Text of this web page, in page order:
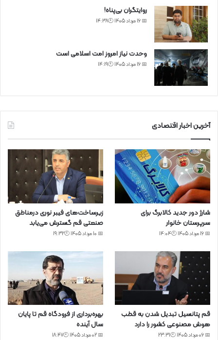
روایتگران بی‌پناه!
📅 16 مرداد 1405 🕙14:38
وحدت نیاز امروز امت اسلامی است
📅 16 مرداد 1405 🕙14:19
آخرین اخبار اقتصادی
شارژ دور جدید کالابرگ برای
سرپرستان خانوار
📅 16 مرداد 1405 🕙14:04
زیرساخت‌های فیبر نوری درمناطق
صنعتی قم گسترش می‌یابد
📅 10 مرداد 1405 🕙19:32
قم پتانسیل تبدیل شدن به قطب
هوش مصنوعی کشور را دارد
📅 06 مرداد 1405 🕙23:31
بهره‌برداری از فرودگاه قم تا پایان
سال آینده
📅 02 مرداد 1405 🕙18:47